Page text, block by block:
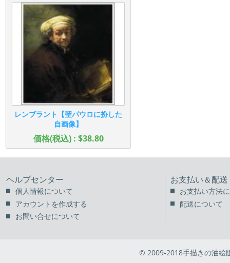
レンブラント【聖パウロに扮した
自画像】
価格(税込) : $38.80
ヘルプセンター
個人情報について
アカウントを作成する
お問い合せについて
お支払い＆配送
お支払い方法
配送について
© 2009-2018手描きの油絵